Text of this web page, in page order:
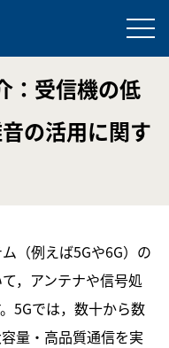
：受信機の低
の活用に関す
（例えば5Gや6G）の
，アンテナや信号処
5Gでは，数十から数
量・高品質通信を実